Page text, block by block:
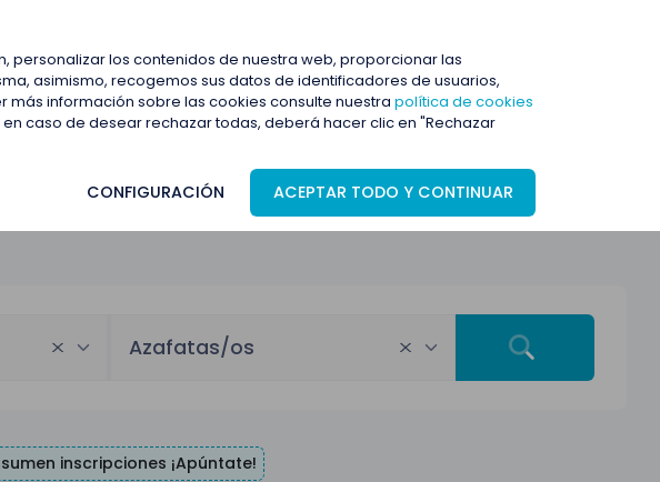
personalizar los contenidos de nuestra web, proporcionar las
asimismo, recogemos sus datos de identificadores de usuarios,
información sobre las cookies consulte nuestra política de cookies
caso de desear rechazar todas, deberá hacer clic en "Rechazar
CONFIGURACIÓN ACEPTAR TODO Y CONTINUAR
Azafatas/os
inscripciones ¡Apúntate!